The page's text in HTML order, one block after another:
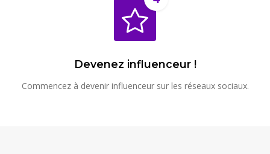
Devenez influenceur !
Commencez à devenir influenceur sur les réseaux sociaux.